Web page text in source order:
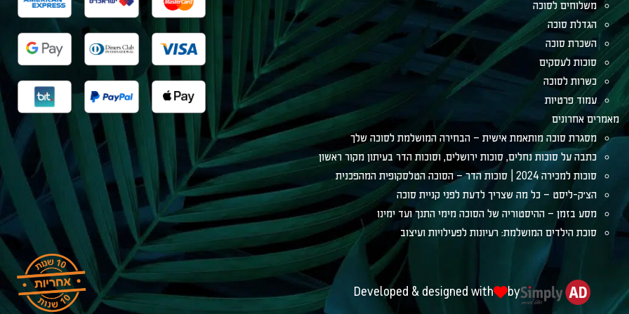
לסוכה
סוכה
סוכה
לעסקים
לסוכה
פרטיות
אחרונים
סוכה מותאמת אישית – הבחירה המושלמת לסוכה שלך
על סוכות נחלים, סוכות ירושלים, וסוכות הדר בעיתון מקור ראשון
למכירה 2024 | סוכות הדר – הסוכה הטלסקופית המהפכנית
ליסט – כל מה שצריך לדעת לפני קניית סוכה
בזמן – ההיסטוריה של הסוכה מימי התנך ועד ימינו
הילדים המושלמת: רעיונות לפעילויות ועיצוב
Developed & designed with by